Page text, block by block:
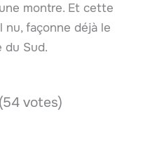
montre. Et cette
nu, façonne déjà le
du Sud.
votes)